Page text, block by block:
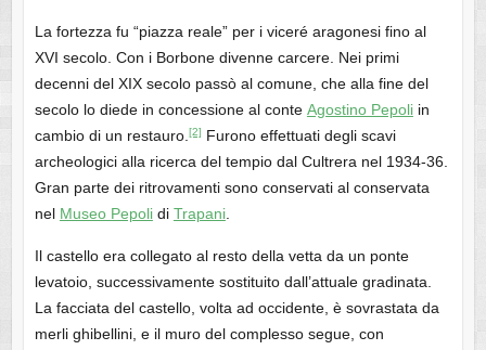
La fortezza fu “piazza reale” per i viceré aragonesi fino al
XVI secolo. Con i Borbone divenne carcere. Nei primi
decenni del XIX secolo passò al comune, che alla fine del
secolo lo diede in concessione al conte Agostino Pepoliin
cambio di un restauro. [2] Furono effettuati degli scavi
archeologici alla ricerca del tempio dal Cultrera nel 1934-36.
Gran parte dei ritrovamenti sono conservati al conservata
nel Museo Pepolidi Trapani.
Il castello era collegato al resto della vetta da un ponte
levatoio, successivamente sostituito dall’attuale gradinata.
La facciata del castello, volta ad occidente, è sovrastata da
merli ghibellini, e il muro del complesso segue, con